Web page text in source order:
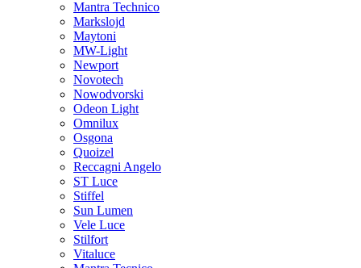
Mantra Technico
Markslojd
Maytoni
MW-Light
Newport
Novotech
Nowodvorski
Odeon Light
Omnilux
Osgona
Quoizel
Reccagni Angelo
ST Luce
Stiffel
Sun Lumen
Vele Luce
Stilfort
Vitaluce